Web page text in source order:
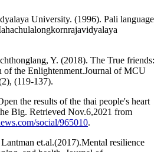
University. (1996). Pali language
Y. (2018). The True friends:
of the Enlightenment.Journal of MCU
(119-137).
the results of the thai people's heart
Big. Retrieved Nov.6,2021 from
social/965010.
et.al.(2017).Mental resilience